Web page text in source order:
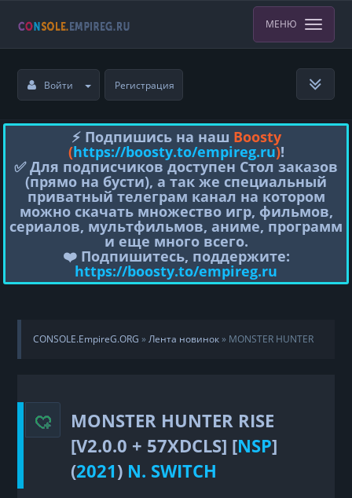
МЕНЮ
Войти Регистрация
⚡️ Подпишись на наш Boosty
(https://boosty.to/empireg.ru)!
✅ Для подписчиков доступен Стол заказов
(прямо на бусти), а так же специальный
приватный телеграм канал на котором
можно скачать множество игр, фильмов,
сериалов, мультфильмов, аниме, программ
и еще много всего.
❤️ Подпишитесь, поддержите:
https://boosty.to/empireg.ru
CONSOLE.EmpireG.ORG »Лента новинок» MONSTER HUNTER
MONSTER HUNTER RISE
[V2.0.0 + 57XDCLS] [NSP]
(2021) N. SWITCH